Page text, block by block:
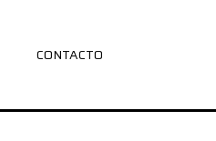
CONTACTO